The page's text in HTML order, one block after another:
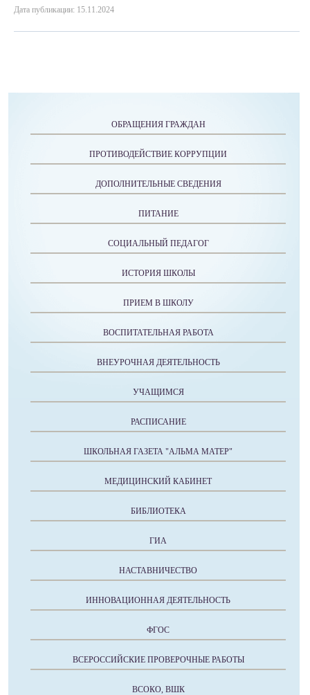
Дата публикации: 15.11.2024
ОБРАЩЕНИЯ ГРАЖДАН
ПРОТИВОДЕЙСТВИЕ КОРРУПЦИИ
ДОПОЛНИТЕЛЬНЫЕ СВЕДЕНИЯ
ПИТАНИЕ
СОЦИАЛЬНЫЙ ПЕДАГОГ
ИСТОРИЯ ШКОЛЫ
ПРИЕМ В ШКОЛУ
ВОСПИТАТЕЛЬНАЯ РАБОТА
ВНЕУРОЧНАЯ ДЕЯТЕЛЬНОСТЬ
УЧАЩИМСЯ
РАСПИСАНИЕ
ШКОЛЬНАЯ ГАЗЕТА "АЛЬМА МАТЕР"
МЕДИЦИНСКИЙ КАБИНЕТ
БИБЛИОТЕКА
ГИА
НАСТАВНИЧЕСТВО
ИННОВАЦИОННАЯ ДЕЯТЕЛЬНОСТЬ
ФГОС
ВСЕРОССИЙСКИЕ ПРОВЕРОЧНЫЕ РАБОТЫ
ВСОКО, ВШК